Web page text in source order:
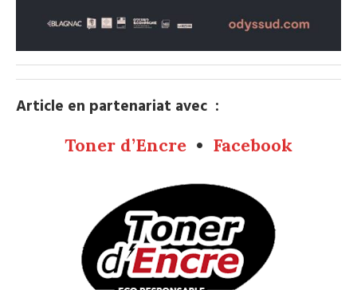
Article en partenariat avec :
Toner d’Encre • Facebook